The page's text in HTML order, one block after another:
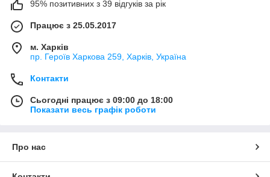
95% позитивних з 39 відгуків за рік
Працює з 25.05.2017
м. Харків
пр. Героїв Харкова 259, Харків, Україна
Контакти
Сьогодні працює з 09:00 до 18:00
Показати весь графік роботи
Про нас